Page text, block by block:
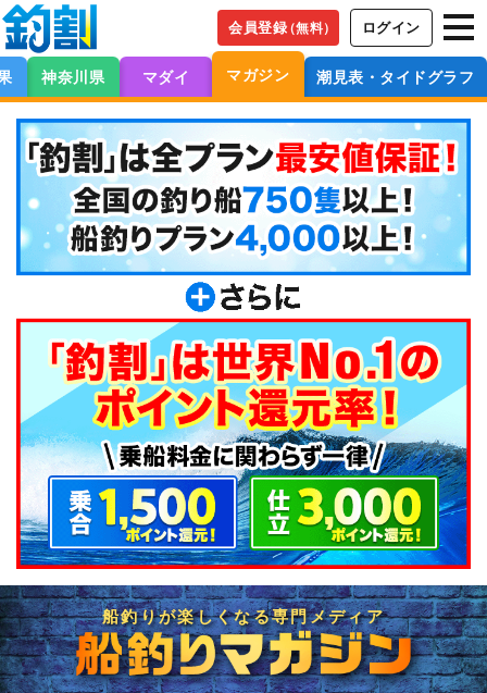
会員登録（無料） ログイン
神奈川県 マダイ マガジン 潮見表・タイドグラフ
船釣りが楽しくなる専門メディア